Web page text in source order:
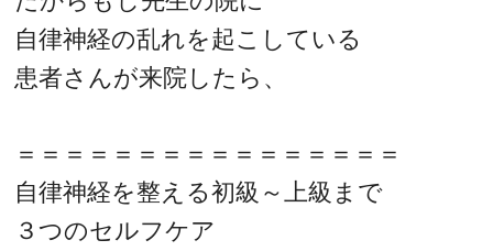
自律神経の乱れを起こしている
患者さんが来院したら、
＝＝＝＝＝＝＝＝＝＝＝＝＝＝＝＝
自律神経を整える初級～上級まで
３つのセルフケア